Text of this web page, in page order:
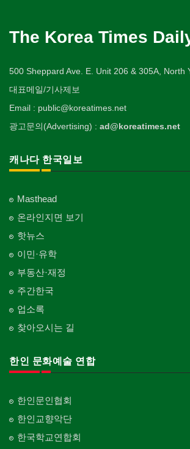
The Korea Times
500 Sheppard Ave. E. Unit 206 & 305A, North
대표메일/기사제보
Email : public@koreatimes.net
광고문의(Advertising) : ad@koreatimes.net
캐나다 한국일보
Masthead
온라인지면 보기
핫뉴스
이민·유학
부동산·재정
주간한국
업소록
찾아오시는 길
한인 문화예술 연합
한인문인협회
한인교향악단
한국학교연합회